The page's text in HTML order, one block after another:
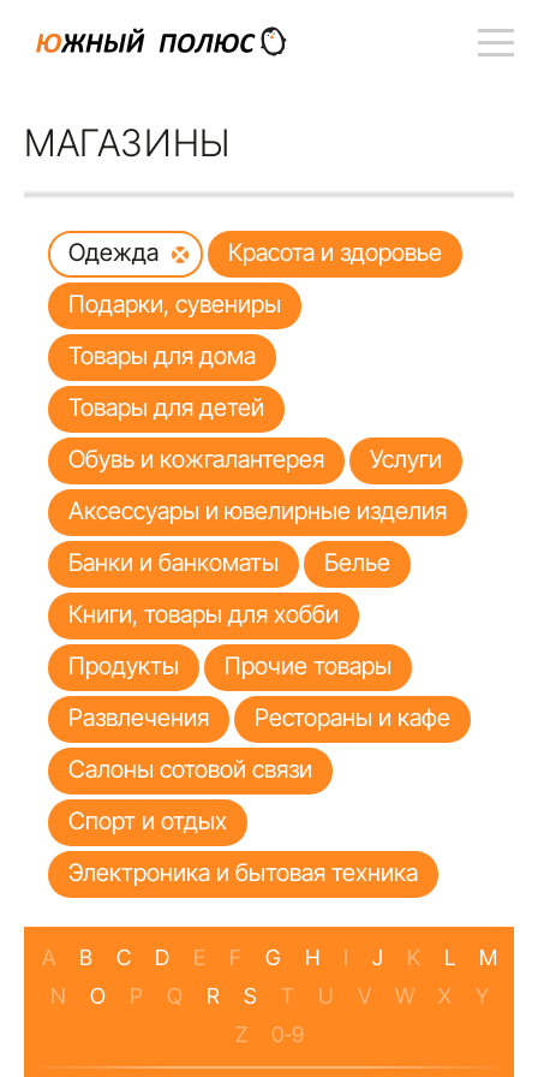
МАГАЗИНЫ
Одежда
Красота и здоровье
Подарки, сувениры
Товары для дома
Товары для детей
Обувь и кожгалантерея
Услуги
Аксессуары и ювелирные изделия
Банки и банкоматы
Белье
Книги, товары для хобби
Продукты
Прочие товары
Развлечения
Рестораны и кафе
Салоны сотовой связи
Спорт и отдых
Электроника и бытовая техника
A B C D E F G H I J K L
M
N
O P Q R S T U V W X
Y
Z
0-9